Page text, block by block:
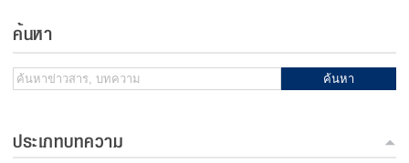
ค้นหา
ค้นหา
ประเภทบทความ